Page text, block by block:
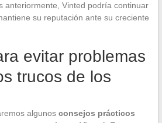
anteriormente, Vinted podría continuar
su reputación ante su creciente
evitar problemas
trucos de los
algunos consejos prácticos